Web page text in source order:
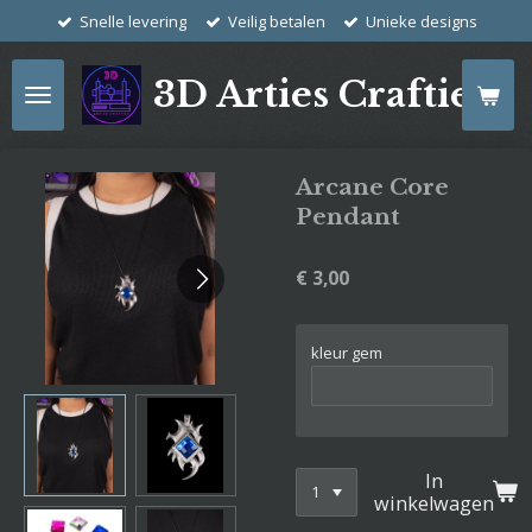
de
hoofdinhoud
3D Arties Crafties
Snelle levering Veilig betalen Unieke designs
Arcane Core
Pendant
€ 3,00
kleur gem
In
winkelwagen